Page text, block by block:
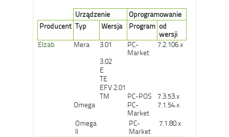
Urządzenie
Oprogramowanie
Producent Typ Wersja Program od
wersji
Elzab
Mera 3.01
PC-
Market
7.2.106.x
3.02
E
TE
EFV 2.01
TM
PC-POS
7.3.53.x
Omega
PC-
Market
7.1.54.x
Omega
II
PC-
Market
7.1.80.x